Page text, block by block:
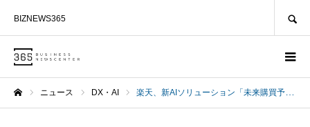
BIZNEWS365
ニュース DX・AI 楽天、新AIソリューション「未来購買予測」を提供開始！広告配信精度向上、企業マーケティング活動を支援